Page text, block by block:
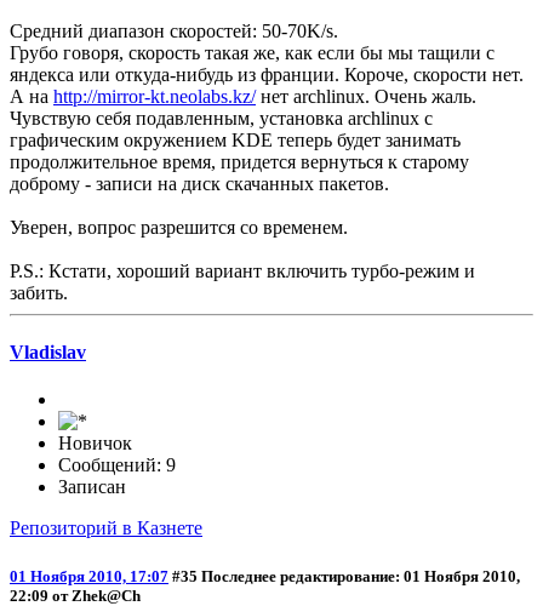
Средний диапазон скоростей: 50-70K/s.
Грубо говоря, скорость такая же, как если бы мы тащили с
яндекса или откуда-нибудь из франции. Короче, скорости нет.
А на http://mirror-kt.neolabs.kz/нет archlinux. Очень жаль.
Чувствую себя подавленным, установка archlinux с
графическим окружением KDE теперь будет занимать
продолжительное время, придется вернуться к старому
доброму - записи на диск скачанных пакетов.
Уверен, вопрос разрешится со временем.
P.S.: Кстати, хороший вариант включить турбо-режим и
забить.
Vladislav
Новичок
Сообщений: 9
Записан
Репозиторий в Казнете
01 Ноября 2010, 17:07 #35 Последнее редактирование: 01 Ноября 2010,
22:09 от Zhek@Ch